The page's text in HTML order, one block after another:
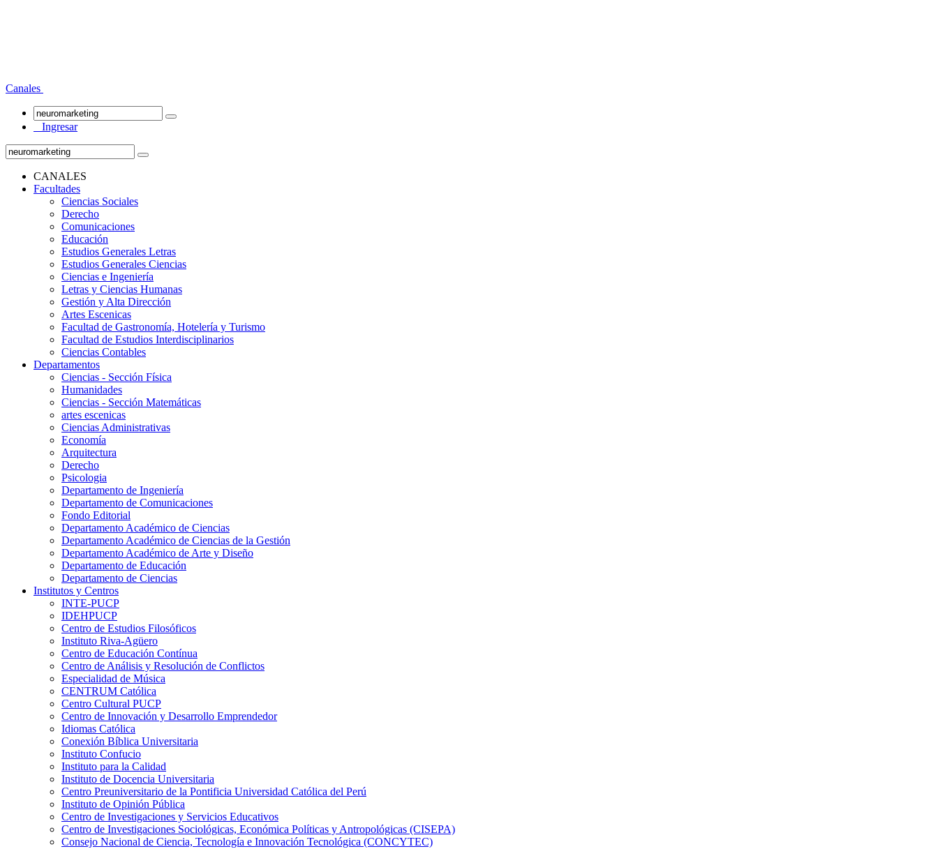
Canales
Ingresar
CANALES
Facultades
Ciencias Sociales
Derecho
Comunicaciones
Educación
Estudios Generales Letras
Estudios Generales Ciencias
Ciencias e Ingeniería
Letras y Ciencias Humanas
Gestión y Alta Dirección
Artes Escenicas
Facultad de Gastronomía, Hotelería y Turismo
Facultad de Estudios Interdisciplinarios
Ciencias Contables
Departamentos
Ciencias - Sección Física
Humanidades
Ciencias - Sección Matemáticas
artes escenicas
Ciencias Administrativas
Economía
Arquitectura
Derecho
Psicologia
Departamento de Ingeniería
Departamento de Comunicaciones
Fondo Editorial
Departamento Académico de Ciencias
Departamento Académico de Ciencias de la Gestión
Departamento Académico de Arte y Diseño
Departamento de Educación
Departamento de Ciencias
Institutos y Centros
INTE-PUCP
IDEHPUCP
Centro de Estudios Filosóficos
Instituto Riva-Agüero
Centro de Educación Contínua
Centro de Análisis y Resolución de Conflictos
Especialidad de Música
CENTRUM Católica
Centro Cultural PUCP
Centro de Innovación y Desarrollo Emprendedor
Idiomas Católica
Conexión Bíblica Universitaria
Instituto Confucio
Instituto para la Calidad
Instituto de Docencia Universitaria
Centro Preuniversitario de la Pontificia Universidad Católica del Perú
Instituto de Opinión Pública
Centro de Investigaciones y Servicios Educativos
Centro de Investigaciones Sociológicas, Económica Políticas y Antropológicas (CISEPA)
Consejo Nacional de Ciencia, Tecnología e Innovación Tecnológica (CONCYTEC)